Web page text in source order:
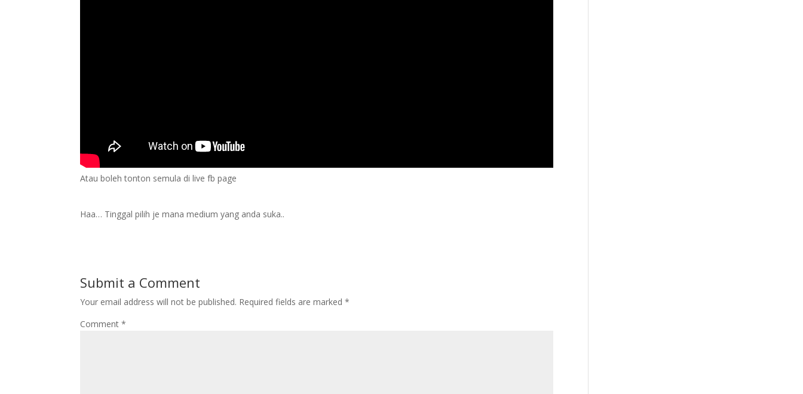
Atau boleh tonton semula di live fb page
Haa… Tinggal pilih je mana medium yang anda suka..
Submit a Comment
Your email address will not be published. Required fields are marked*
Comment*